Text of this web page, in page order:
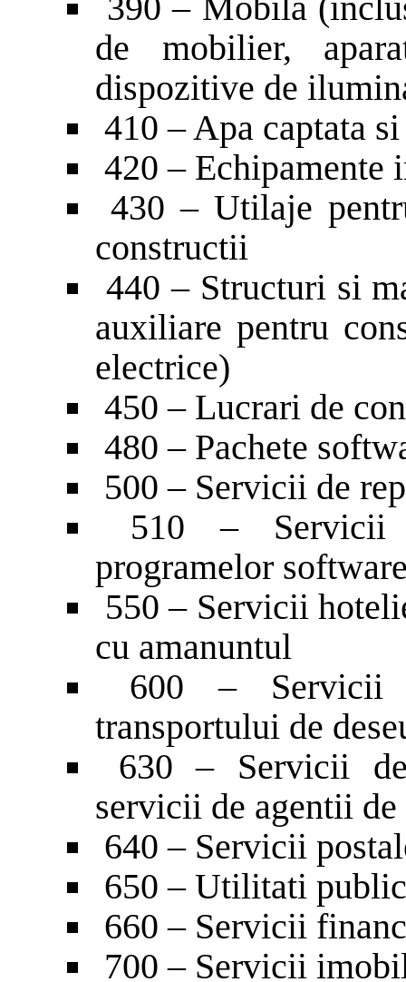
de mobilier,
dispozitive de
410 – Apa captata
420 – Echipamente
430 – Utilaje
constructii
440 – Structuri si
auxiliare pentru
electrice)
450 – Lucrari de
480 – Pachete
500 – Servicii de
510 – Servicii
programelor
550 – Servicii
cu amanuntul
600 – Servicii
transportului de
630 – Servicii
servicii de agentii
640 – Servicii
650 – Utilitati
660 – Servicii
700 – Servicii